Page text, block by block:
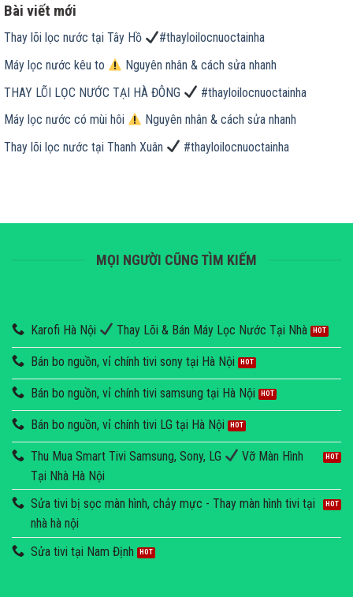
Bài viết mới
Thay lõi lọc nước tại Tây Hồ
#thayloilocnuoctainha
Máy lọc nước kêu to
Nguyên nhân & cách sửa nhanh
THAY LÕI LỌC NƯỚC TẠI HÀ ĐÔNG
#thayloilocnuoctainha
Máy lọc nước có mùi hôi
Nguyên nhân & cách sửa nhanh
Thay lõi lọc nước tại Thanh Xuân
#thayloilocnuoctainha
MỌI NGƯỜI CŨNG TÌM KIẾM
Karofi Hà Nội Thay Lõi & Bán Máy Lọc Nước Tại Nhà
Bán bo nguồn, vỉ chính tivi sony tại Hà Nội
Bán bo nguồn, vỉ chính tivi samsung tại Hà Nội
Bán bo nguồn, vỉ chính tivi LG tại Hà Nội
Thu Mua Smart Tivi Samsung, Sony, LG
Vỡ Màn Hình
Tại Nhà Hà Nội
Sửa tivi bị sọc màn hình, chảy mực - Thay màn hình tivi tại
nhà hà nội
Sửa tivi tại Nam Định